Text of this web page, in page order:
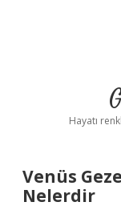
Hayatı
Venüs
Nelerdir